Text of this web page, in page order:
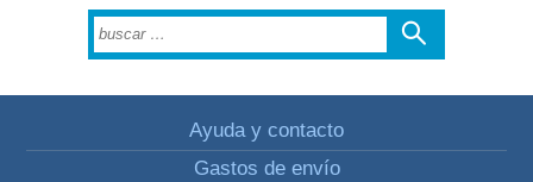
Ayuda y contacto
Gastos de envío